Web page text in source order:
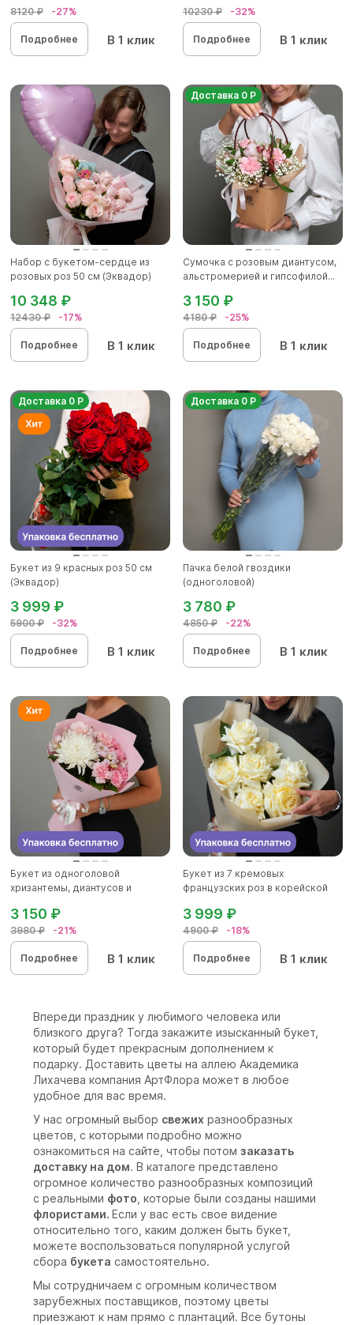
8120 ₽ -27%
Подробнее В 1 клик
10230 ₽ -32%
Подробнее В 1 клик
Набор с букетом-сердце из
розовых роз 50 см (Эквадор)
12430 ₽ -17%
10 348 ₽
Подробнее В 1 клик
Доставка 0 Р
Сумочка с розовым диантусом,
альстромерией и гипсофилой...
4180 ₽ -25%
3 150 ₽
Подробнее В 1 клик
Доставка 0 Р
Букет из 9 красных роз 50 см
(Эквадор)
5900 ₽ -32%
3 999 ₽
Подробнее В 1 клик
Доставка 0 Р
Пачка белой гвоздики
(одноголовой)
4850 ₽ -22%
3 780 ₽
Подробнее В 1 клик
Букет из одноголовой
хризантемы, диантусов и
3980 ₽ -21%
3 150 ₽
Подробнее В 1 клик
Букет из 7 кремовых
французских роз в корейской
4900 ₽ -18%
3 999 ₽
Подробнее В 1 клик
Впереди праздник у любимого человека или
близкого друга? Тогда закажите изысканный букет,
который будет прекрасным дополнением к
подарку. Доставить цветы на аллею Академика
Лихачева компания АртФлора может в любое
удобное для вас время.
У нас огромный выбор свежих разнообразных
цветов, с которыми подробно можно
ознакомиться на сайте, чтобы потом заказать
доставку на дом. В каталоге представлено
огромное количество разнообразных композиций
с реальными фото, которые были созданы нашими
флористами. Если у вас есть свое видение
относительно того, каким должен быть букет,
можете воспользоваться популярной услугой
сбора букета самостоятельно.
Мы сотрудничаем с огромным количеством
зарубежных поставщиков, поэтому цветы
приезжают к нам прямо с плантаций. Все бутоны